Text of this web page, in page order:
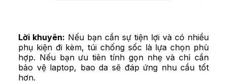
Lời khuyên: Nếu bạn cần sự tiện lợi và có nhiều
phụ kiện đi kèm, túi chống sốc là lựa chọn phù
hợp. Nếu bạn ưu tiên tính gọn nhẹ và chỉ cần
bảo vệ laptop, bao da sẽ đáp ứng nhu cầu tốt
hơn.